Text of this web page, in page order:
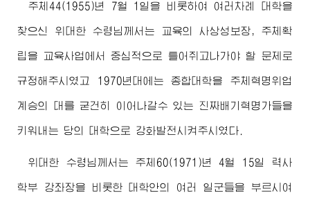
주체44(1955)년 7월 1일을 비롯하여 여러차례 대학을
찾으신 위대한 수령님 께서는 교육의 사상성보장, 주체확
립을 교육사업에서 중심적으로 틀어쥐고나가야 할 문제로
규정해주시였고 1970년대에는 종합대학을 주체혁명위업
계승의 대를 굳건히 이어나갈수 있는 진짜배기혁명가들을
키워내는 당의 대학으로 강화발전시켜주시였다.
위대한 수령님 께서는 주체60(1971)년 4월 15일 력사
학부 강좌장을 비롯한 대학안의 여러 일군들을 부르시여